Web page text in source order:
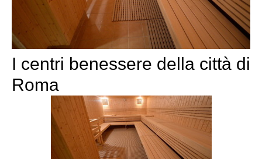
I centri benessere della città di
Roma